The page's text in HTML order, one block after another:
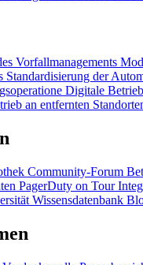
Vorfallmanagements
Standardisierung der
Digitale
an entfernten
Community-Forum
PagerDuty on Tour
Wissensdatenbank